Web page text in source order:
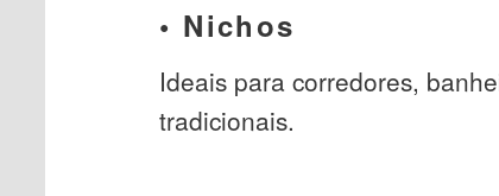
• Nichos
Ideais para corredores,
tradicionais.